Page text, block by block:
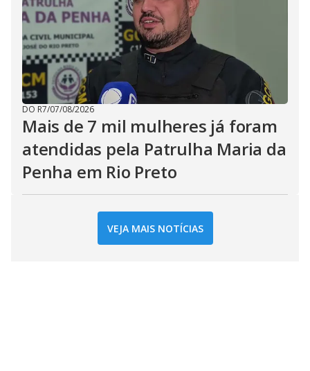
DO R7/07/08/2026
Mais de 7 mil mulheres já foram
atendidas pela Patrulha Maria da
Penha em Rio Preto
VEJA MAIS NOTÍCIAS